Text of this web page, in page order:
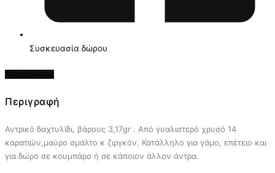
Συσκευασία δώρου
Περιγραφή
Αντρικό δαχτυλίδι, βάρους 3,17gr . Από γυαλιστερό χρυσό 14
καρατιών,μαύρο σμάλτο κ ζιργκόν. Κατάλληλο για γάμο, επέτειο και
για δώρο σε κουμπάρο ή σε κάποιον άλλον άντρα.